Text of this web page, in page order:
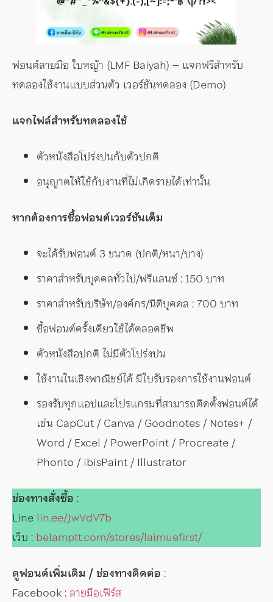
ฟอนต์ลายมือ ใบหญ้า (LMF Baiyah) – แจกฟรีสำหรับ
ทดลองใช้งานแบบส่วนตัว เวอร์ชันทดลอง (Demo)
แจกไฟล์สำหรับทดลองใช้
ตัวหนังสือโปร่งปนกับตัวปกติ
อนุญาตให้ใช้กับงานที่ไม่เกิดรายได้เท่านั้น
หากต้องการซื้อฟอนต์เวอร์ชันเต็ม
จะได้รับฟอนต์ 3 ขนาด (ปกติ/หนา/บาง)
ราคาสำหรับบุคคลทั่วไป/ฟรีแลนซ์ : 150 บาท
ราคาสำหรับบริษัท/องค์กร/นิติบุคคล : 700 บาท
ซื้อฟอนต์ครั้งเดียวใช้ได้ตลอดชีพ
ตัวหนังสือปกติ ไม่มีตัวโปร่งปน
ใช้งานในเชิงพาณิชย์ได้ มีใบรับรองการใช้งานฟอนต์
รองรับทุกแอปและโปรแกรมที่สามารถติดตั้งฟอนต์ได้
เช่น CapCut / Canva / Goodnotes / Notes+ /
Word / Excel / PowerPoint / Procreate /
Phonto / ibisPaint / Illustrator
ช่องทางสั่งซื้อ :
Line lin.ee/JwVdV7b
เว็บ : belamptt.com/stores/laimuefirst/
ดูฟอนต์เพิ่มเติม / ช่องทางติดต่อ :
Facebook : ลายมือเฟิร์ส